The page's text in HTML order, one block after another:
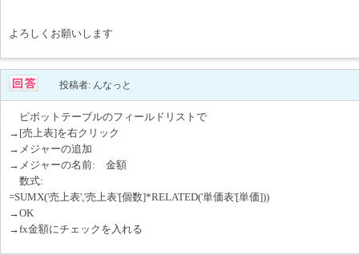
よろしくお願いします
投稿者: んなっと
ピボットテーブルのフィールドリストで
→[売上表]を右クリック
→メジャーの追加
→メジャーの名前: 金額
数式:
=SUMX('売上表','売上表'[個数]*RELATED('単価表'[単価]))
→OK
→fx金額にチェックを入れる